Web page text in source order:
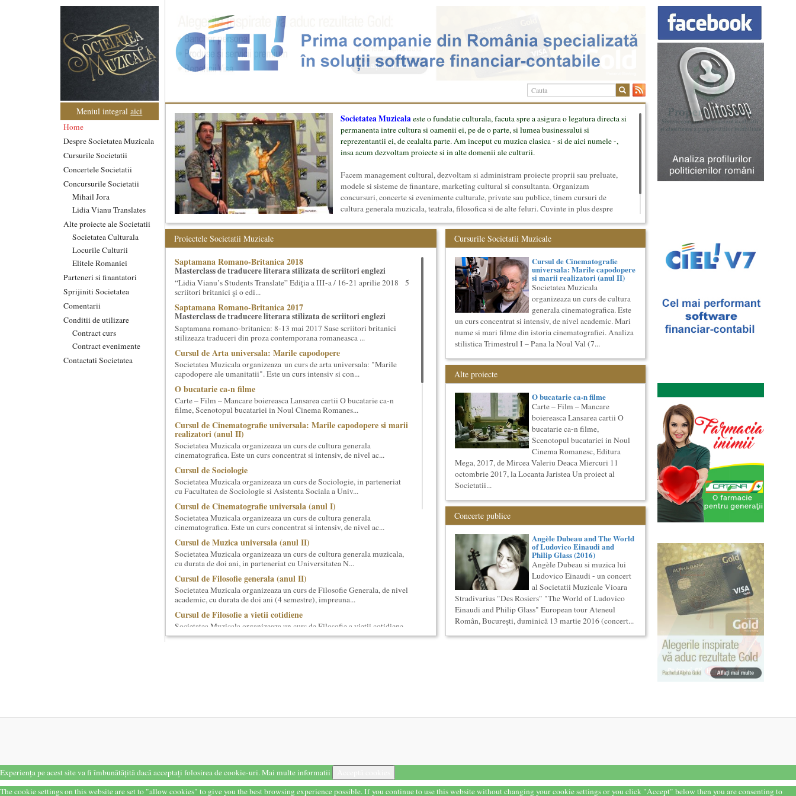
Meniul integralaici
Home
Despre Societatea Muzicala
Cursurile Societatii
Concertele Societatii
Concursurile Societatii
Mihail Jora
Lidia Vianu Translates
Alte proiecte ale Societatii
Societatea Culturala
Locurile Culturii
Elitele Romaniei
Parteneri si finantatori
Sprijiniti Societatea
Comentarii
Conditii de utilizare
Contract curs
Contract evenimente
Contactati Societatea
Societatea Muzicalaeste o fundatie culturala, facuta spre a asigura o legatura directa si
permanenta intre cultura si oamenii ei, pe de o parte, si lumea businessului si
reprezentantii ei, de cealalta parte. Am inceput cu muzica clasica - si de aici numele -,
insa acum dezvoltam proiecte si in alte domenii ale culturii.
Facem management cultural, dezvoltam si administram proiecte proprii sau preluate,
modele si sisteme de finantare, marketing cultural si consultanta. Organizam
concursuri, concerte si evenimente culturale, private sau publice, tinem cursuri de
cultura generala muzicala, teatrala, filosofica si de alte feluri. Cuvinte in plus despre
mai jos.
Proiectele Societatii Muzicale
Saptamana Romano-Britanica 2018
Masterclass de traducere literara stilizata de scriitori englezi
“Lidia Vianu’s Students Translate” Ediția a III-a / 16-21 aprilie 2018 5
scriitori britanici şi o edi...
Saptamana Romano-Britanica 2017
Masterclass de traducere literara stilizata de scriitori englezi
Saptamana romano-britanica: 8-13 mai 2017 Sase scriitori britanici
stilizeaza traduceri din proza contemporana romaneasca ...
Cursul de Arta universala: Marile capodopere
Societatea Muzicala organizeaza un curs de arta universala: "Marile
capodopere ale umanitatii". Este un curs intensiv si con...
O bucatarie ca-n filme
Carte – Film – Mancare boiereasca Lansarea cartii O bucatarie ca-n
filme, Scenotopul bucatariei in Noul Cinema Romanes...
Cursul de Cinematografie universala: Marile capodopere si marii
realizatori (anul II)
Societatea Muzicala organizeaza un curs de cultura generala
cinematografica. Este un curs concentrat si intensiv, de nivel ac...
Cursul de Sociologie
Societatea Muzicala organizeaza un curs de Sociologie, in parteneriat
cu Facultatea de Sociologie si Asistenta Sociala a Univ...
Cursul de Cinematografie universala (anul I)
Societatea Muzicala organizeaza un curs de cultura generala
cinematografica. Este un curs concentrat si intensiv, de nivel ac...
Cursul de Muzica universala (anul II)
Societatea Muzicala organizeaza un curs de cultura generala muzicala,
cu durata de doi ani, in parteneriat cu Universitatea N...
Cursul de Filosofie generala (anul II)
Societatea Muzicala organizeaza un curs de Filosofie Generala, de nivel
academic, cu durata de doi ani (4 semestre), impreuna...
Cursul de Filosofie a vietii cotidiene
Societatea Muzicala organizeaza un curs de Filosofie a vietii cotidiene,
de nivel academic, cu durata de un an (2 semestre),...
The Fever
By Wallace Shawn, with Simona Maicanescu
The Fever de Wallace Shawn, one-woman show cu Simona
Cursurile Societatii Muzicale
Cursul de Cinematografie
universala: Marile capodopere
si marii realizatori (anul II)
Societatea Muzicala
organizeaza un curs de cultura
generala cinematografica. Este
un curs concentrat si intensiv, de nivel academic. Mari
nume si mari filme din istoria cinematografiei. Analiza
stilistica Trimestrul I – Pana la Noul Val (7...
Alte proiecte
O bucatarie ca-n filme
Carte – Film – Mancare
boiereasca Lansarea cartii O
bucatarie ca-n filme,
Scenotopul bucatariei in Noul
Cinema Romanesc, Editura
Mega, 2017, de Mircea Valeriu Deaca Miercuri 11
octombrie 2017, la Locanta Jaristea Un proiect al
Societatii...
Concerte publice
Angèle Dubeau and The World
of Ludovico Einaudi and
Philip Glass (2016)
Angèle Dubeau si muzica lui
Ludovico Einaudi - un concert
al Societatii Muzicale Vioara
Stradivarius "Des Rosiers" "The World of Ludovico
Einaudi and Philip Glass" European tour Ateneul
Român, București, duminică 13 martie 2016 (concert...
Experiența pe acest site va fi îmbunătățită dacă acceptați folosirea de cookie-uri.Mai multe informatii
The cookie settings on this website are set to "allow cookies" to give you the best browsing experience possible. If you continue to use this website without changing your cookie settings or you click "Accept" below then you are consenting to